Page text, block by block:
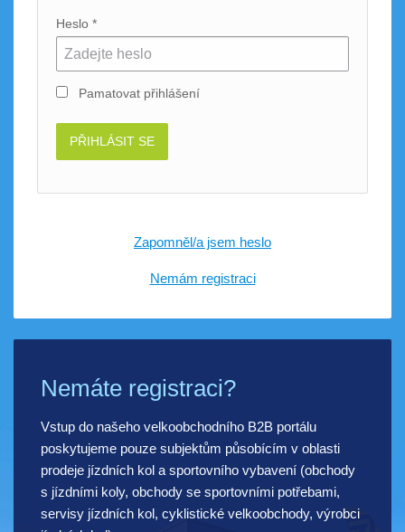
Heslo *
Pamatovat přihlášení
PŘIHLÁSIT SE
Zapomněl/a jsem heslo
Nemám registraci
Nemáte registraci?
Vstup do našeho velkoobchodního B2B portálu
poskytujeme pouze subjektům působícím v oblasti
prodeje jízdních kol a sportovního vybavení (obchody
s jízdními koly, obchody se sportovními potřebami,
servisy jízdních kol, cyklistické velkoobchody, výrobci